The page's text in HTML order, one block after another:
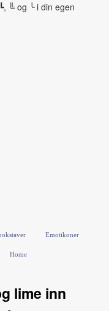
╚ og ╰ i din egen
Emotikoner
Home
lime inn